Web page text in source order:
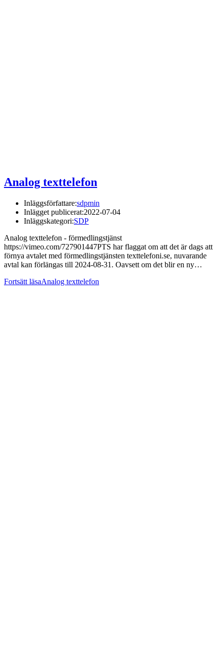
Analog texttelefon
Inläggsförfattare:sdpmin
Inlägget publicerat:2022-07-04
Inläggskategori:SDP
Analog texttelefon - förmedlingstjänst
https://vimeo.com/727901447PTS har flaggat om att det är dags att
förnya avtalet med förmedlingstjänsten texttelefoni.se, nuvarande
avtal kan förlängas till 2024-08-31. Oavsett om det blir en ny…
Fortsätt läsaAnalog texttelefon